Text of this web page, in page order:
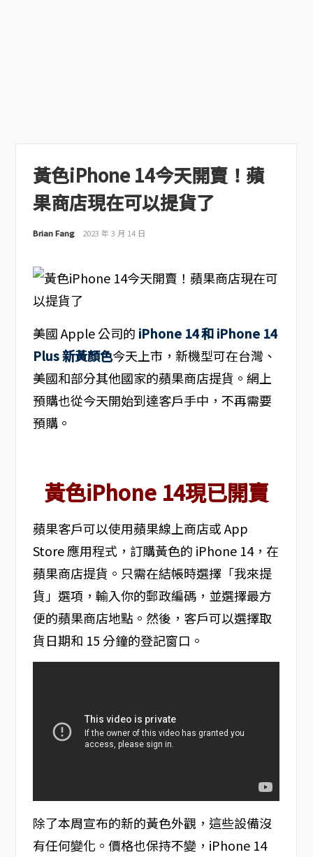
黃色iPhone 14今天開賣！蘋
果商店現在可以提貨了
Brian Fang 2023 年 3 月 14 日
美國 Apple 公司的 iPhone 14 和 iPhone 14
Plus 新黃顏色今天上市，新機型可在台灣、
美國和部分其他國家的蘋果商店提貨。網上
預購也從今天開始到達客戶手中，不再需要
預購。
黃色iPhone 14現已開賣
蘋果客戶可以使用蘋果線上商店或 App
Store 應用程式，訂購黃色的 iPhone 14，在
蘋果商店提貨。只需在結帳時選擇「我來提
貨」選項，輸入你的郵政編碼，並選擇最方
便的蘋果商店地點。然後，客戶可以選擇取
貨日期和 15 分鐘的登記窗口。
除了本周宣布的新的黃色外觀，這些設備沒
有任何變化。價格也保持不變，iPhone 14